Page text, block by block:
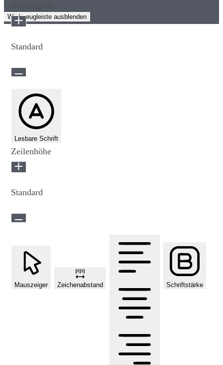
Werkzeugleiste ausblenden
Schriftgröße
Standard
Lesbare Schrift
Zeilenhöhe
Standard
Mauszeiger Zeichenabstand Schriftstärke